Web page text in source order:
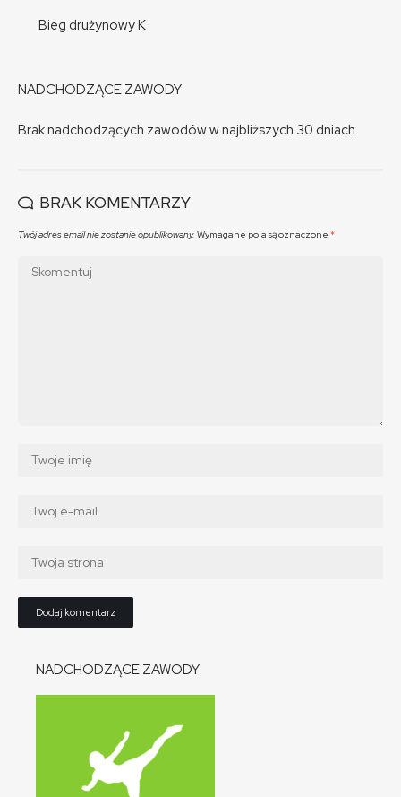
Bieg drużynowy K
NADCHODZĄCE ZAWODY
Brak nadchodzących zawodów w najbliższych 30 dniach.
BRAK KOMENTARZY
Twój adres email nie zostanie opublikowany. Wymagane pola są oznaczone *
NADCHODZĄCE ZAWODY